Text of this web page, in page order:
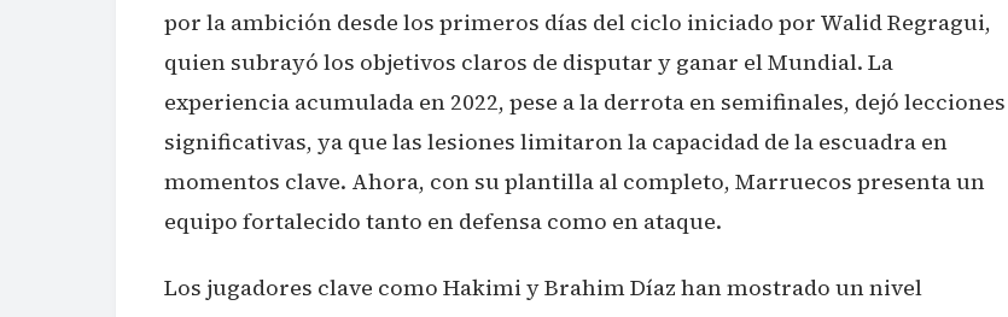
por la ambición desde los primeros días del ciclo iniciado por Walid Regragui,
quien subrayó los objetivos claros de disputar y ganar el Mundial. La
experiencia acumulada en 2022, pese a la derrota en semifinales, dejó lecciones
significativas, ya que las lesiones limitaron la capacidad de la escuadra en
momentos clave. Ahora, con su plantilla al completo, Marruecos presenta un
equipo fortalecido tanto en defensa como en ataque.
Los jugadores clave como Hakimi y Brahim Díaz han mostrado un nivel